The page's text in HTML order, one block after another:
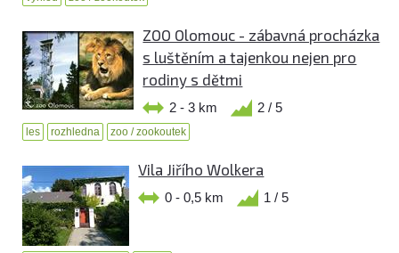
ZOO Olomouc - zábavná procházka
s luštěním a tajenkou nejen pro
rodiny s dětmi
2 - 3 km 2 / 5
les rozhledna zoo / zookoutek
Vila Jiřího Wolkera
0 - 0,5 km 1 / 5